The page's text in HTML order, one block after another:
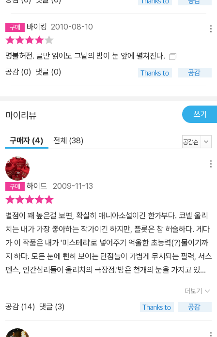
바이킹 2010-08-10
명불허전. 글만 읽어도 그날의 밤이 눈 앞에 펼쳐진다.
공감 (0) 댓글 (0)
마이리뷰 쓰기
구매자 (4) 전체 (38)
하이드 2009-11-13
별점이 꽤 높은걸 보면, 확실히 매니아소설이긴 한가부다. 코넬 울리
치는 내가 가장 좋아하는 작가이긴 하지만, 플롯은 참 허술하다. 게다
가 이 작품은 내가 '미스테리'로 넣어주기 억울한 초능력(?)물이기까
지 하다. 모든 눈에 뻔히 보이는 단점들이 가볍게 무시되는 필력, 서스
펜스, 인간심리들이 울리치의 극장점.'밤은 천개의 눈을 가지고 있다'
로 알고 있다. 많은 밤들 중 어느 밤, 강가를 따라 걸으며 휘파람을 불
기를 좋아하는 형사 톰 숀은 우연히, 자살하려던 여자를 구하게 된다.
약간 얼이 빠진듯한 곱게 자란 그녀는 '그들'이 쫓아온다며, 밤하늘의
더보기
공감 (14) 댓글 (3)